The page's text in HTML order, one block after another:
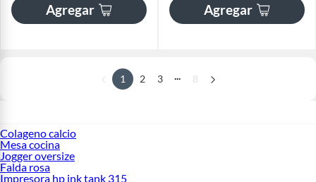
Agregar Agregar
1 2 3 ... 8
Colageno calcio
Mesa cocina
Jogger oversize
Falda rosa
Impresora hp ink tank 315